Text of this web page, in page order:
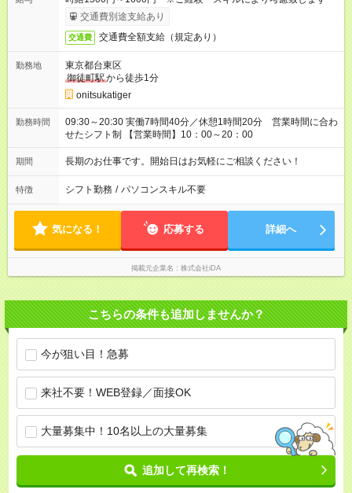
交通費別途支給あり
交通費 交通費全額支給（規定あり）
勤務地
東京都台東区
御徒町駅から徒歩1分
onitsukatiger
勤務時間
09:30～20:30 実働7時間40分／休憩1時間20分 営業時間に合わ
せたシフト制 【営業時間】10：00～20：00
期間 長期のお仕事です。開始日はお気軽にご相談ください！
特徴 シフト勤務 / パソコンスキル不要
気になる！ 応募する 詳細へ
掲載元企業名 株式会社iDA
こちらの条件も追加しませんか？
今が狙い目！急募
来社不要！WEB登録／面接OK
大量募集中！10名以上の大量募集
追加して再検索！